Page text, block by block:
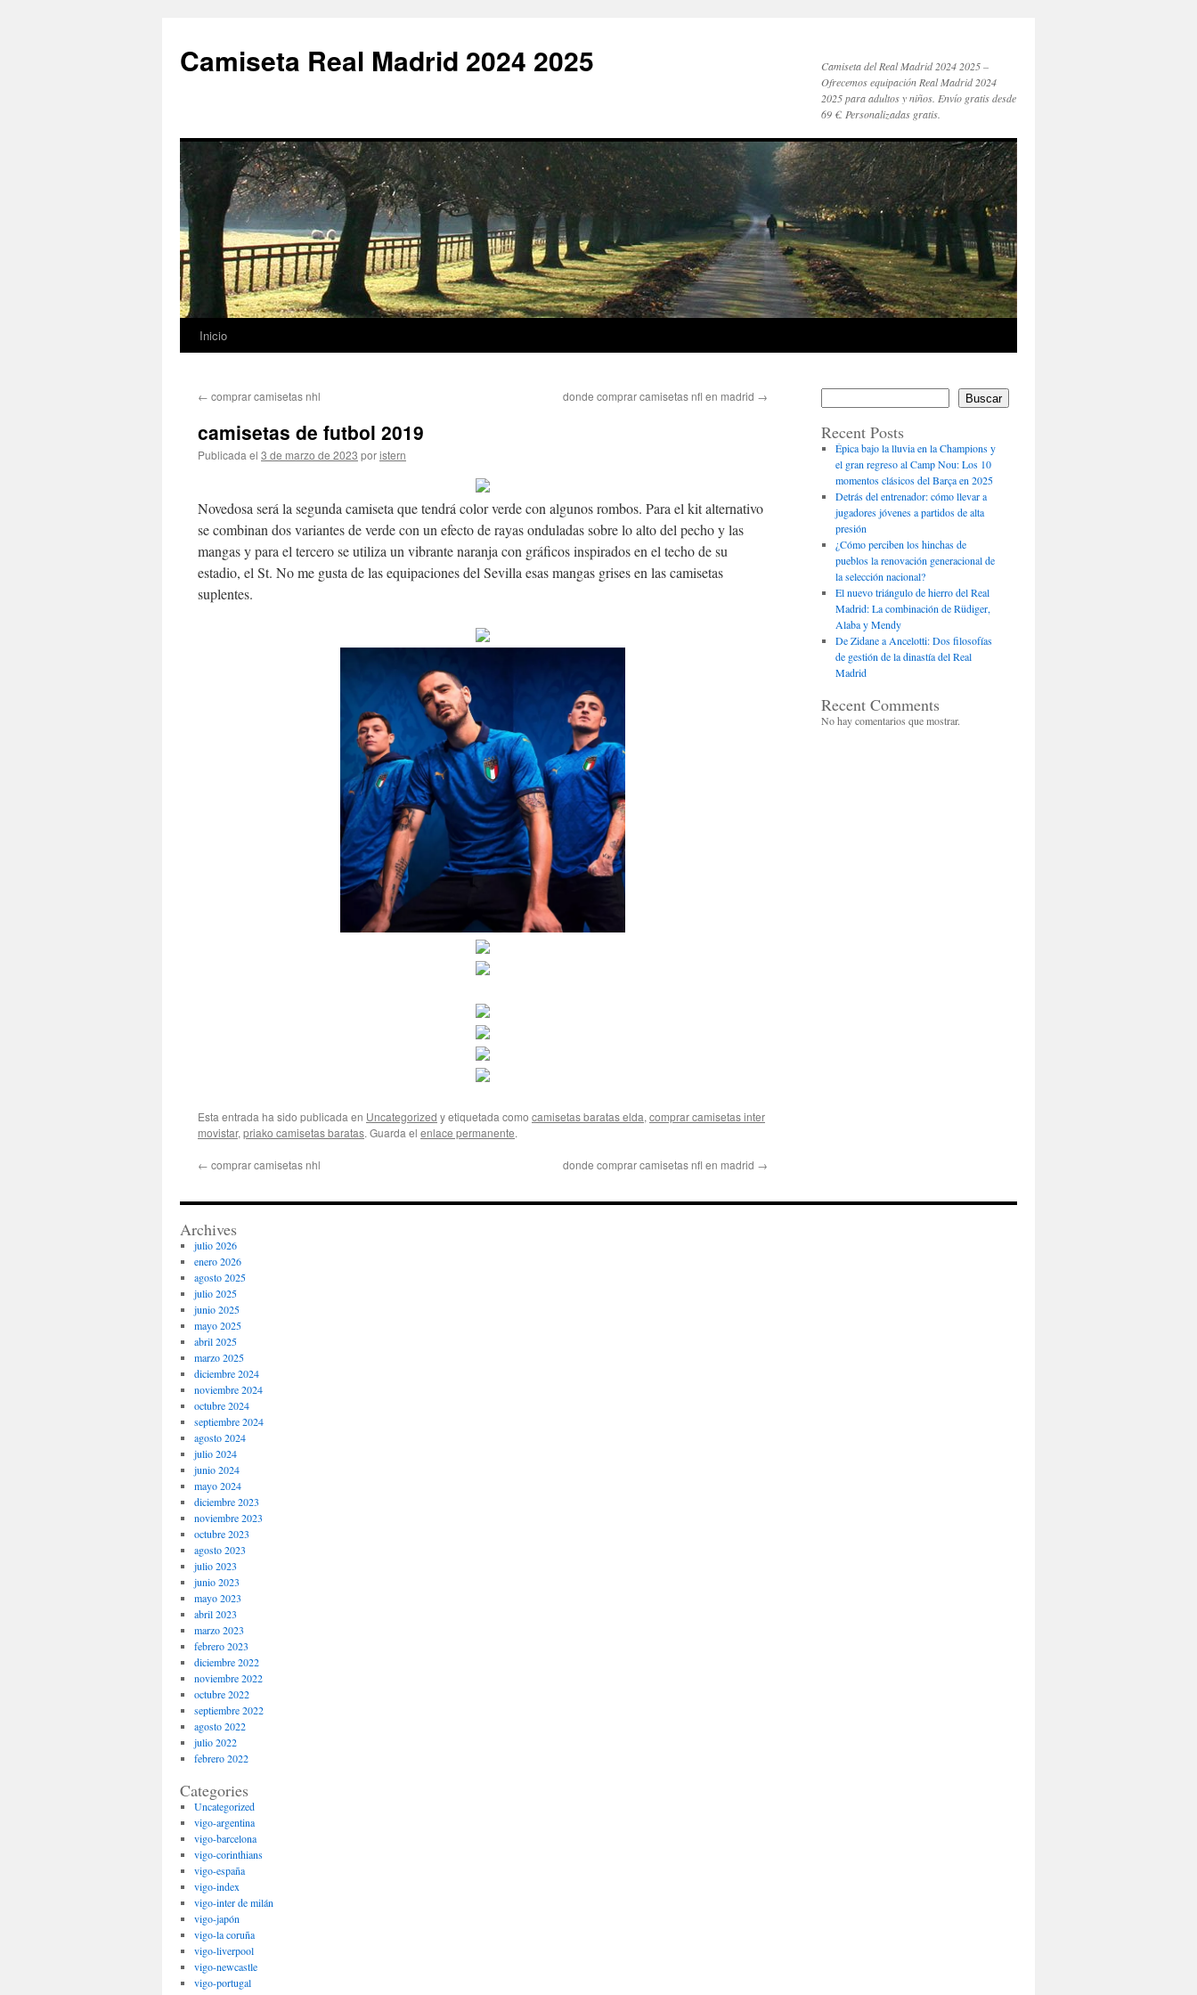
Camiseta Real Madrid 2024 2025
Camiseta del Real Madrid 2024 2025 –
Ofrecemos equipación Real Madrid 2024
2025 para adultos y niños. Envío gratis desde
69 €. Personalizadas gratis.
Saltar
contenido
Inicio
← comprar camisetas nhl donde comprar camisetas nfl en madrid →
camisetas de futbol 2019
Publicada el 3 de marzo de 2023 poristern
Novedosa será la segunda camiseta que tendrá color verde con algunos rombos. Para el kit alternativo
se combinan dos variantes de verde con un efecto de rayas onduladas sobre lo alto del pecho y las
mangas y para el tercero se utiliza un vibrante naranja con gráficos inspirados en el techo de su
estadio, el St. No me gusta de las equipaciones del Sevilla esas mangas grises en las camisetas
suplentes.
Esta entrada ha sido publicada en Uncategorized y etiquetada como camisetas baratas elda, comprar camisetas inter
movistar, priako camisetas baratas. Guarda el enlace permanente.
← comprar camisetas nhl donde comprar camisetas nfl en madrid →
Buscar
Recent Posts
Épica bajo la lluvia en la Champions y
el gran regreso al Camp Nou: Los 10
momentos clásicos del Barça en 2025
Detrás del entrenador: cómo llevar a
jugadores jóvenes a partidos de alta
presión
¿Cómo perciben los hinchas de
pueblos la renovación generacional de
la selección nacional?
El nuevo triángulo de hierro del Real
Madrid: La combinación de Rüdiger,
Alaba y Mendy
De Zidane a Ancelotti: Dos filosofías
de gestión de la dinastía del Real
Madrid
Recent Comments
No hay comentarios que mostrar.
Archives
julio 2026
enero 2026
agosto 2025
julio 2025
junio 2025
mayo 2025
abril 2025
marzo 2025
diciembre 2024
noviembre 2024
octubre 2024
septiembre 2024
agosto 2024
julio 2024
junio 2024
mayo 2024
diciembre 2023
noviembre 2023
octubre 2023
agosto 2023
julio 2023
junio 2023
mayo 2023
abril 2023
marzo 2023
febrero 2023
diciembre 2022
noviembre 2022
octubre 2022
septiembre 2022
agosto 2022
julio 2022
febrero 2022
Categories
Uncategorized
vigo-argentina
vigo-barcelona
vigo-corinthians
vigo-españa
vigo-index
vigo-inter de milán
vigo-japón
vigo-la coruña
vigo-liverpool
vigo-newcastle
vigo-portugal